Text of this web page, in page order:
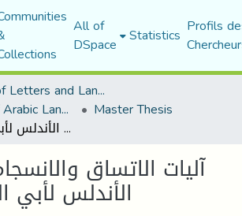
All of
DSpace Statistics Profils
Faculty of Letters and Languages
Department of Arabic Language and Literature Master Thesis
آليات الاتساق والانسجام في مرثية الأندلس لأبي البقاء الرندي
آليات الاتساق
الأندلس لأبي